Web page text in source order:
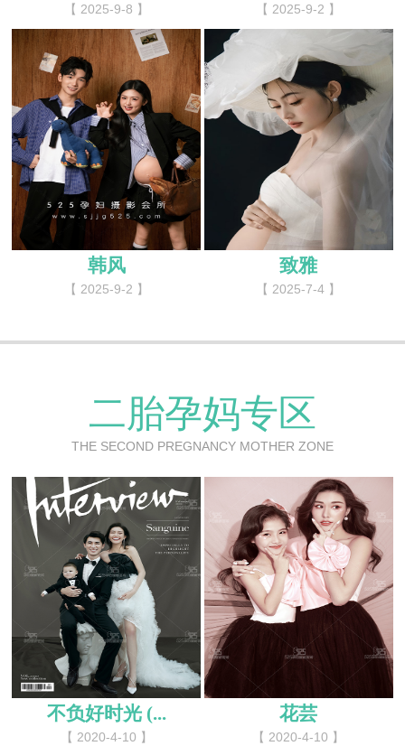
【 2025-9-8 】 【 2025-9-2 】
韩风
【 2025-9-2 】
致雅
【 2025-7-4 】
二胎孕妈专区
THE SECOND PREGNANCY MOTHER ZONE
不负好时光 (...
【 2020-4-10 】
花芸
【 2020-4-10 】